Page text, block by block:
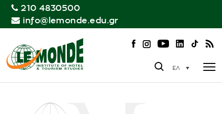
210 4830500
info@lemonde.edu.gr
ΕΛ